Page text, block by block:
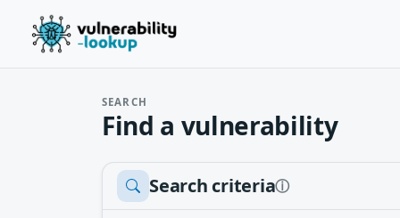
SEARCH
Find a vulnerability
Search criteriaⓘ